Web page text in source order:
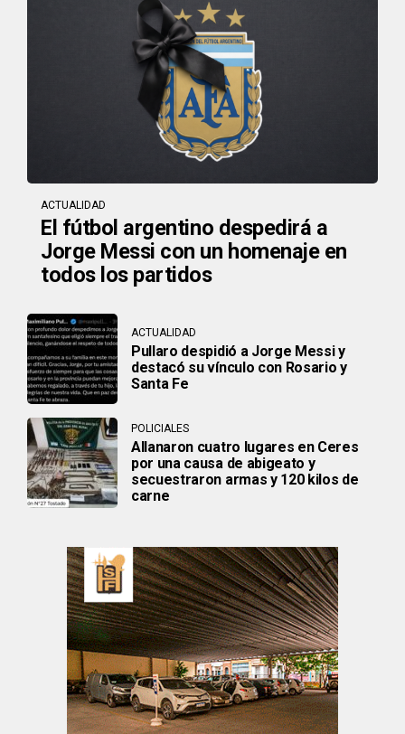
ACTUALIDAD
El fútbol argentino despedirá a
Jorge Messi con un homenaje en
todos los partidos
ACTUALIDAD
Pullaro despidió a Jorge Messi y
destacó su vínculo con Rosario y
Santa Fe
POLICIALES
Allanaron cuatro lugares en Ceres
por una causa de abigeato y
secuestraron armas y 120 kilos de
carne